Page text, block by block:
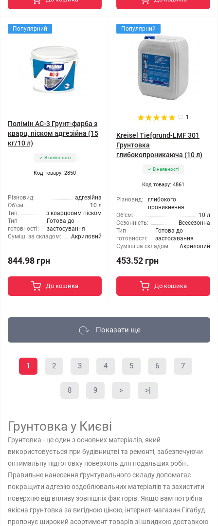
Популярний
Полімін АС-3 Грунт-фарба з
кварц. піском адгезійна (15
кг/10 л)
В наявності
Код товару: 2850
Різновид:
адгезійна
Об'єм:
10 л
Тип:
з кварцовим піском
Тип
готовності:
Готова до
застосування
Суміші за складом:
Акриловий
844.98 грн
До кошика
Популярний
1
Kreisel Tiefgrund-LMF 301
Грунтовка
глибокопроникаюча (10 л)
В наявності
Код товару: 4861
Різновид:
глибокого
проникнення
Об'єм:
10 л
Сезонність:
Всесезонна
Тип
готовності:
Готова до
застосування
Суміші за складом:
Акриловий
453.52 грн
До кошика
Показати ще
1 2 3 4 5 6 7
8 9 > >|
Грунтовка у Києві
Грунтовка - це один з основних матеріалів, який
використовується при будівництві та ремонті, забезпечуючи
оптимальну підготовку поверхонь для подальших робіт.
Правильне нанесення ґрунтувального складу допомагає
покращити адгезію оздоблювальних матеріалів та захистити
поверхню від впливу зовнішніх факторів. Якщо вам потрібна
якісна грунтовка за вигідною ціною, інтернет-магазин Гігабуд
пропонує широкий асортимент товарів зі швидкою доставкою